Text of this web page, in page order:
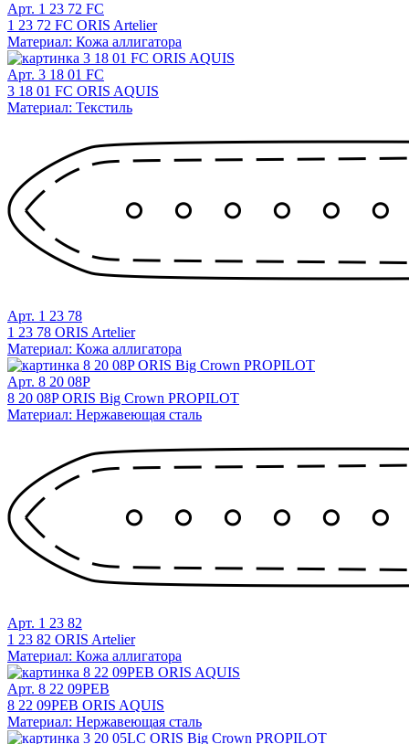
Арт. 1 23 72 FC
1 23 72 FC ORIS Artelier
Материал: Кожа аллигатора
Арт. 3 18 01 FC
3 18 01 FC ORIS AQUIS
Материал: Текстиль
Арт. 1 23 78
1 23 78 ORIS Artelier
Материал: Кожа аллигатора
Арт. 8 20 08P
8 20 08P ORIS Big Crown PROPILOT
Материал: Нержавеющая сталь
Арт. 1 23 82
1 23 82 ORIS Artelier
Материал: Кожа аллигатора
Арт. 8 22 09PEB
8 22 09PEB ORIS AQUIS
Материал: Нержавеющая сталь